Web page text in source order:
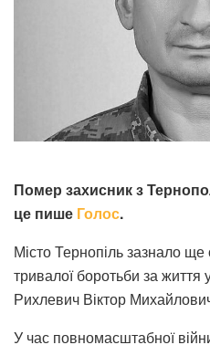
Помер захисник з
це пише Голос.
Місто Тернопіль зазнало ще
тривалої боротьби за життя
Рихлевич Віктор
У час повномасштабної